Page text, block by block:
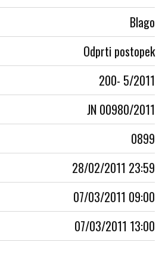
Blago
Odprti postopek
200- 5/2011
JN 00980/2011
0899
28/02/2011 23:59
07/03/2011 09:00
07/03/2011 13:00